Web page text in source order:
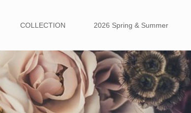
COLLECTION 2026 Spring & Summer